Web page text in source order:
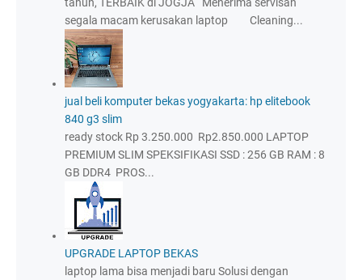
tahun, TERBAIK di JOGJA Menerima servisan
segala macam kerusakan laptop Cleaning...
jual beli komputer bekas yogyakarta: hp elitebook
840 g3 slim
ready stock Rp 3.250.000 Rp2.850.000 LAPTOP
PREMIUM SLIM SPEKSIFIKASI SSD : 256 GB RAM : 8
GB DDR4 PROS...
UPGRADE LAPTOP BEKAS
laptop lama bisa menjadi baru Solusi dengan